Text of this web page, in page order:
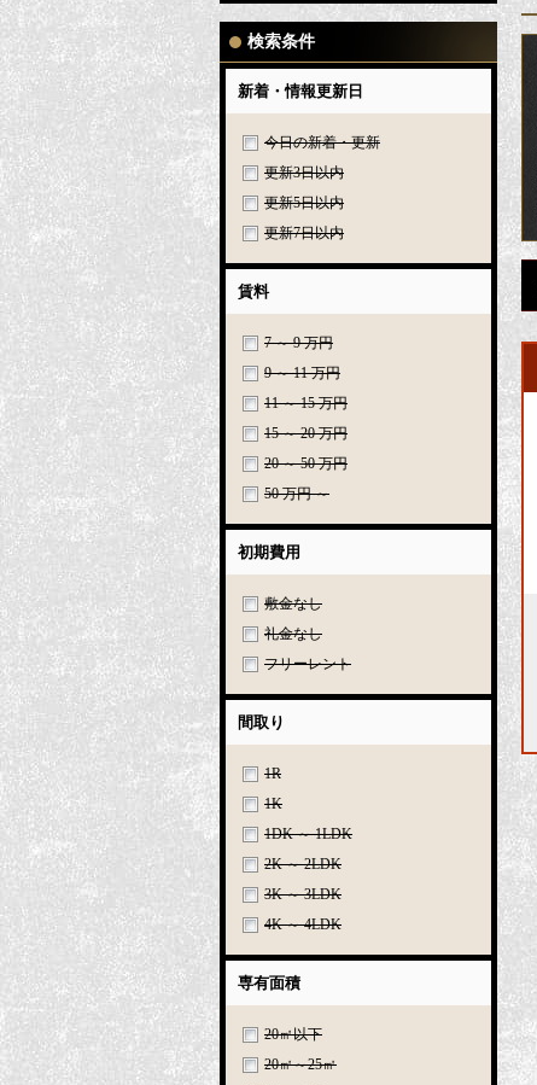
検索条件
新着・情報更新日
今日の新着・更新
更新3日以内
更新5日以内
更新7日以内
賃料
7 ～ 9 万円
9 ～ 11 万円
11 ～ 15 万円
15 ～ 20 万円
20 ～ 50 万円
50 万円 ～
初期費用
敷金なし
礼金なし
フリーレント
間取り
1R
1K
1DK ～ 1LDK
2K ～ 2LDK
3K ～ 3LDK
4K ～ 4LDK
専有面積
20㎡以下
20㎡～25㎡